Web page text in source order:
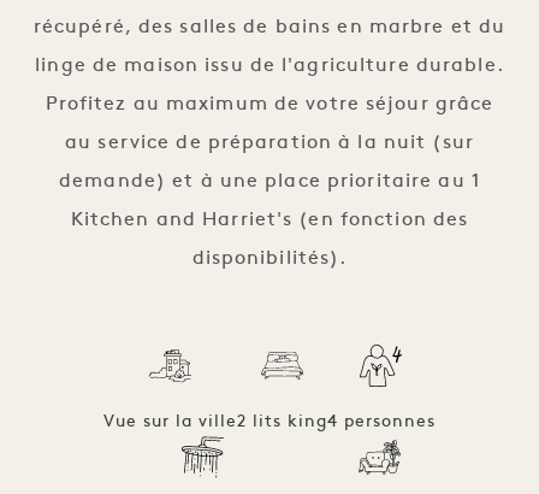
récupéré, des salles de bains en marbre et du
linge de maison issu de l'agriculture durable.
Profitez au maximum de votre séjour grâce
au service de préparation à la nuit (sur
demande) et à une place prioritaire au 1
Kitchen and Harriet's (en fonction des
disponibilités).
Vue sur la ville2 lits king4 personnes